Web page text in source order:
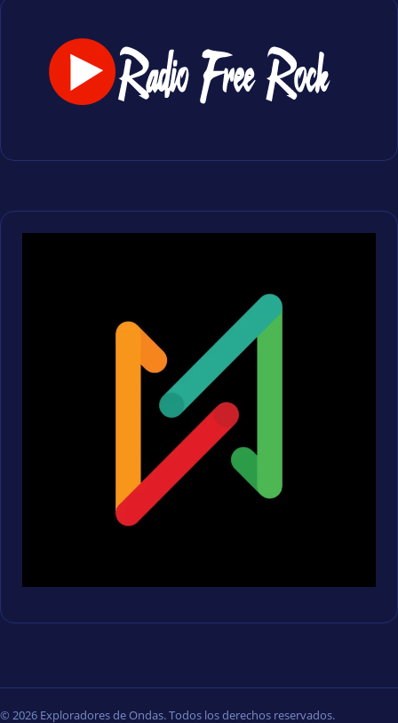
© 2026 Exploradores de Ondas. Todos los derechos reservados.